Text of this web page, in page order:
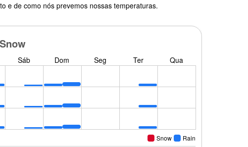
e de como nós prevemos nossas temperaturas.